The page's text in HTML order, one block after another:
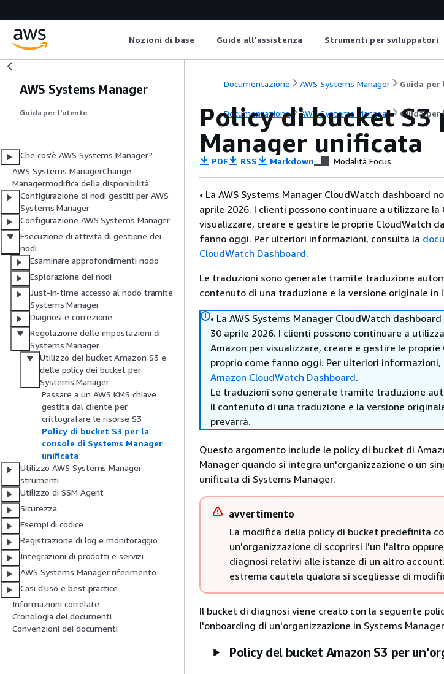
Nozioni di base Guide all'assistenza Strumenti per sviluppatori
AWS Systems Manager
Guida per l’utente
Che cos'è AWS Systems Manager?
AWS Systems ManagerChange
Managermodifica della disponibilità
Configurazione di nodi gestiti per AWS
Systems Manager
Configurazione AWS Systems Manager
Esecuzione di attività di gestione dei
nodi
Esaminare approfondimenti nodo
Esplorazione dei nodi
Just-in-time accesso al nodo tramite
Systems Manager
Diagnosi e correzione
Regolazione delle impostazioni di
Systems Manager
Utilizzo dei bucket Amazon S3 e
delle policy dei bucket per
Systems Manager
Passare a un AWS KMS chiave
gestita dal cliente per
crittografare le risorse S3
Policy di bucket S3 per la
console di Systems Manager
unificata
Utilizzo AWS Systems Manager
strumenti
Utilizzo di SSM Agent
Sicurezza
Esempi di codice
Registrazione di log e monitoraggio
Integrazioni di prodotti e servizi
AWS Systems Manager riferimento
Casi d'uso e best practice
Informazioni correlate
Cronologia dei documenti
Convenzioni dei documenti
Documentazione AWS Systems Manager Guida per
Documentazione AWS Systems Manager Guida per
Policy di bucket S3
Manager unificata
PDF RSS Markdown Modalità Focus
• La AWS Systems Manager CloudWatch dashboard
aprile 2026. I clienti possono continuare a utilizzare la
visualizzare, creare e gestire le proprie CloudWatch
fanno oggi. Per ulteriori informazioni, consulta la
CloudWatch Dashboard.
Le traduzioni sono generate tramite traduzione
contenuto di una traduzione e la versione originale
• La AWS Systems Manager CloudWatch
30 aprile 2026. I clienti possono continuare a
Amazon per visualizzare, creare e gestire le
proprio come fanno oggi. Per ulteriori informazioni,
Amazon CloudWatch Dashboard.
Le traduzioni sono generate tramite traduzione
il contenuto di una traduzione e la versione
prevarrà.
Questo argomento include le policy di bucket di
Manager quando si integra un'organizzazione o un
unificata di Systems Manager.
avvertimento
La modifica della policy di bucket predefinita
un'organizzazione di scoprirsi l'un l'altro
diagnosi relativi alle istanze di un altro
estrema cautela qualora si scegliesse di
Il bucket di diagnosi viene creato con la seguente
l'onboarding di un'organizzazione in Systems
Policy del bucket Amazon S3 per